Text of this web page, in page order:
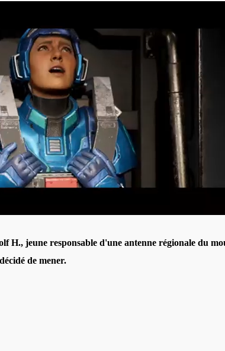
H., jeune responsable d'une antenne régionale du
de mener.